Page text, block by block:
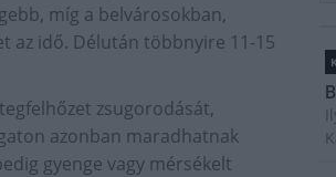
míg a belvárosokban,
az idő. Délután többnyire 11-15
zsugorodását,
azonban maradhatnak
gyenge vagy mérsékelt